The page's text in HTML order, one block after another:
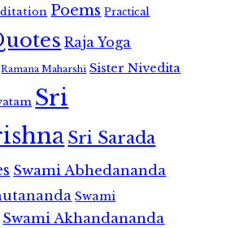
Poems Practical
Raja Yoga
Ramana Maharshi Sister Nivedita
Sri
Sri Sarada
Swami Abhedananda
Swami
Swami Akhandananda